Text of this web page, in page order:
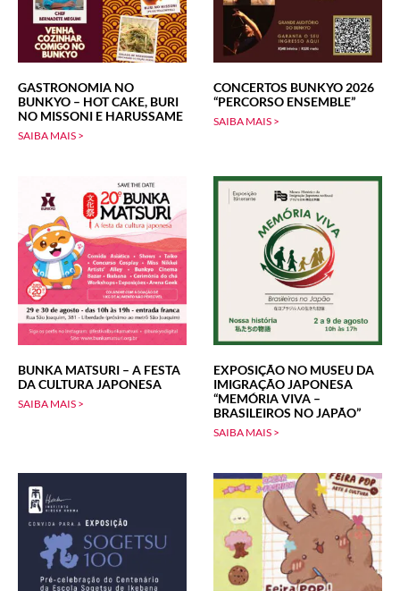
GASTRONOMIA NO
BUNKYO – HOT CAKE, BURI
NO MISSONI E HARUSSAME
SAIBA MAIS >
CONCERTOS BUNKYO 2026
“PERCORSO ENSEMBLE”
SAIBA MAIS >
BUNKA MATSURI – A FESTA
DA CULTURA JAPONESA
SAIBA MAIS >
EXPOSIÇÃO NO MUSEU DA
IMIGRAÇÃO JAPONESA
“MEMÓRIA VIVA –
BRASILEIROS NO JAPÃO”
SAIBA MAIS >